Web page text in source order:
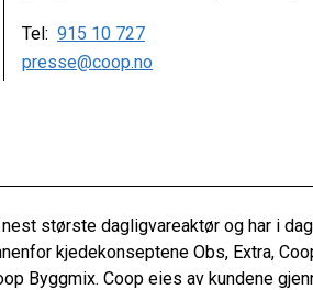
Tel: 915 10 727
presse@coop.no
største dagligvareaktør og har i
kjedekonseptene Obs, Extra,
Byggmix. Coop eies av kundene